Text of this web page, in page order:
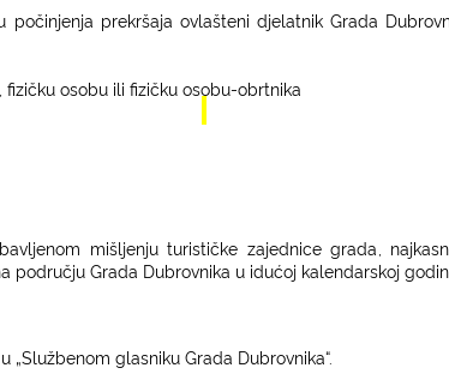
prekršaja ovlašteni djelatnik Grada
osobu ili fizičku osobu-obrtnika
mišljenju turističke zajednice grada , n
području Grada Dubrovnika u idućoj kalendarskoj
u „Službenom glasniku Grada Dubrovnika“.